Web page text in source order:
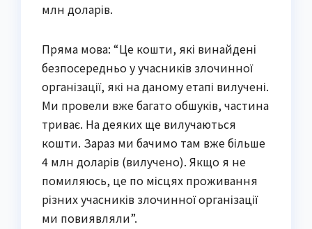
млн доларів.
Пряма мова: “Це кошти, які винайдені
безпосередньо у учасників злочинної
організації, які на даному етапі вилучені.
Ми провели вже багато обшуків, частина
триває. На деяких ще вилучаються
кошти. Зараз ми бачимо там вже більше
4 млн доларів (вилучено). Якщо я не
помиляюсь, це по місцях проживання
різних учасників злочинної організації
ми повиявляли”.